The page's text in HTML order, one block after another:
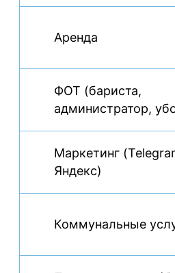
Аренда
ФОТ (бариста,
администратор,
Маркетинг
Яндекс)
Коммунальные